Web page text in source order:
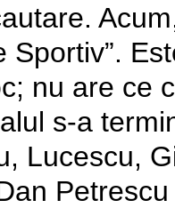
Sportiv”.
nu are ce
s-a
Lucescu,